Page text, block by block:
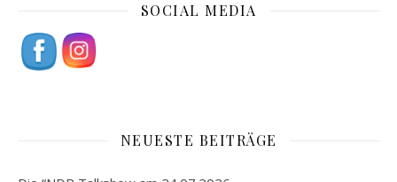
SOCIAL MEDIA
NEUESTE BEITRÄGE